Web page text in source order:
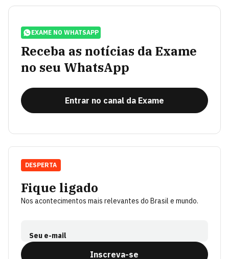
EXAME NO WHATSAPP
Receba as notícias da Exame
no seu WhatsApp
Entrar no canal da Exame
Fique ligado
Nos acontecimentos mais relevantes do Brasil e mundo.
Seu e-mail
Inscreva-se
DESPERTA